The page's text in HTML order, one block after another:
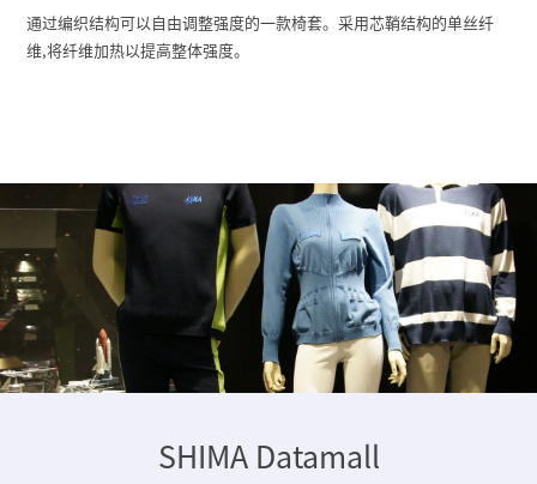
通过编织结构可以自由调整强度的一款椅套。采用芯鞘结构的单丝纤
维,将纤维加热以提高整体强度。
SHIMA Datamall